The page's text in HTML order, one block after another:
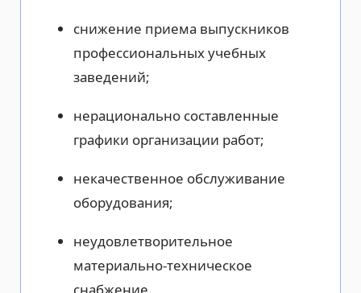
снижение приема выпускников
профессиональных учебных
заведений;
нерационально составленные
графики организации работ;
некачественное обслуживание
оборудования;
неудовлетворительное
материально-техническое
снабжение.